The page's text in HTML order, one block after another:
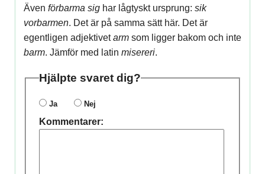
Även förbarma sighar lågtyskt ursprung: sik
vorbarmen. Det är på samma sätt här. Det är
egentligen adjektivetarmsom ligger bakom och inte
barm. Jämför med latin misereri.
Hjälpte svaret dig?
Ja Nej
Kommentarer: